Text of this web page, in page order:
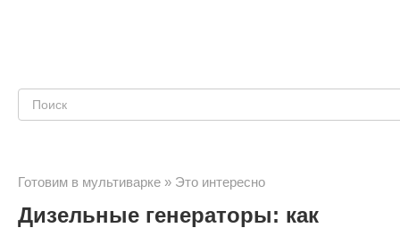
Поиск:
Готовим в мультиварке » Это интересно
Дизельные генераторы: как